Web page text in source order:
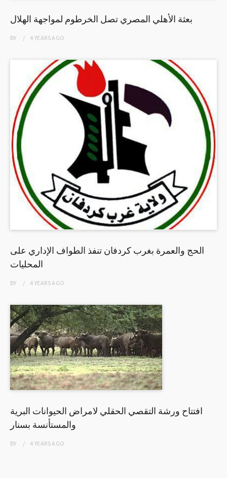
بعثة الأهلي المصري تصل الخرطوم لمواجهة الهلال
BY 4 YEARSAGO
الحج والعمرة بغرب كردفان تنفذ الطواف الإداري على
المحليات
BY 4 YEARSAGO
افتتاح ورشة التقصي الحقلي لامراض الحيوانات البرية
والمستأنسة بسنار
BY 4 YEARSAGO